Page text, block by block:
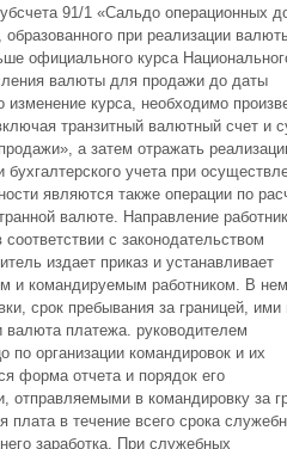
91/1 «Сальдо операционных
при реализации
официального курса
валюты для продажи до даты
изменение курса, необходимо
транзитный валютный счет и
а затем отражать
учета при
являются также операции по
валюте. Направление
с законодательством
издает приказ и устанавливает
и командируемым работником. В нем
срок пребывания за границей, ими
платежа. руководителем
по организации командировок и их
форма отчета и порядок его
отправляемыми в командировку за
плата в течение всего срока
заработка. При служебных